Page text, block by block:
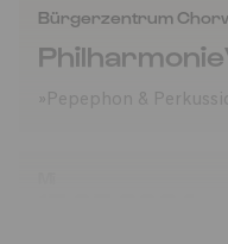
Bürgerzentrum
»Pepephon &